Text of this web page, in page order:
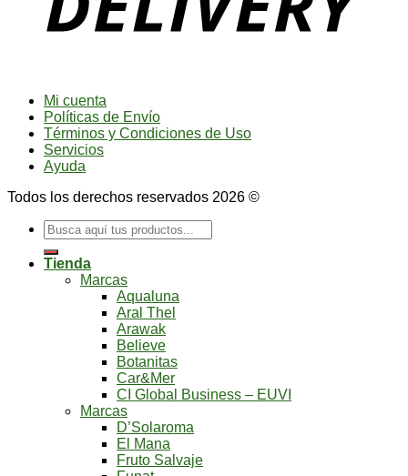
Mi cuenta
Políticas de Envío
Términos y Condiciones de Uso
Servicios
Ayuda
Todos los derechos reservados 2026 ©
Buscar
por:
Tienda
Marcas
Aqualuna
Aral Thel
Arawak
Believe
Botanitas
Car&Mer
CI Global Business – EUVI
Marcas
D’Solaroma
El Mana
Fruto Salvaje